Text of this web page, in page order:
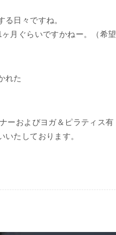
日々ですね。
月ぐらいですかねー。（希望
れた
ーおよびヨガ＆ピラティス有
たしております。